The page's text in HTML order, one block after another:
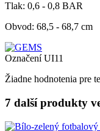
Tlak: 0,6 - 0,8 BAR
Obvod: 68,5 - 68,7 cm
OznačeníUI11
Žiadne hodnotenia pre
7 další produkty